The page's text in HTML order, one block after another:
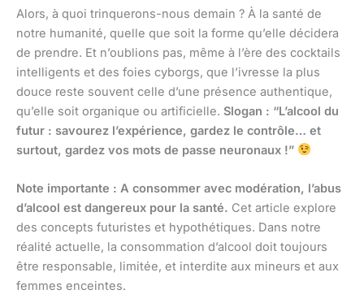
Alors, à quoi trinquerons-nous demain ? À la santé de
notre humanité, quelle que soit la forme qu’elle décidera
de prendre. Et n’oublions pas, même à l’ère des cocktails
intelligents et des foies cyborgs, que l’ivresse la plus
douce reste souvent celle d’une présence authentique,
qu’elle soit organique ou artificielle. Slogan : “L’alcool du
futur : savourez l’expérience, gardez le contrôle… et
surtout, gardez vos mots de passe neuronaux !”
Note importante : A consommer avec modération, l’abus
d’alcool est dangereux pour la santé. Cet article explore
des concepts futuristes et hypothétiques. Dans notre
réalité actuelle, la consommation d’alcool doit toujours
être responsable, limitée, et interdite aux mineurs et aux
femmes enceintes.